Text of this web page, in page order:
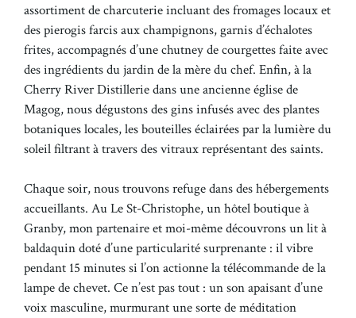
assortiment de charcuterie incluant des fromages locaux et
des pierogis farcis aux champignons, garnis d’échalotes
frites, accompagnés d’une chutney de courgettes faite avec
des ingrédients du jardin de la mère du chef. Enfin, à la
Cherry River Distillerie dans une ancienne église de
Magog, nous dégustons des gins infusés avec des plantes
botaniques locales, les bouteilles éclairées par la lumière du
soleil filtrant à travers des vitraux représentant des saints.
Chaque soir, nous trouvons refuge dans des hébergements
accueillants. Au Le St-Christophe, un hôtel boutique à
Granby, mon partenaire et moi-même découvrons un lit à
baldaquin doté d’une particularité surprenante : il vibre
pendant 15 minutes si l’on actionne la télécommande de la
lampe de chevet. Ce n’est pas tout : un son apaisant d’une
voix masculine, murmurant une sorte de méditation